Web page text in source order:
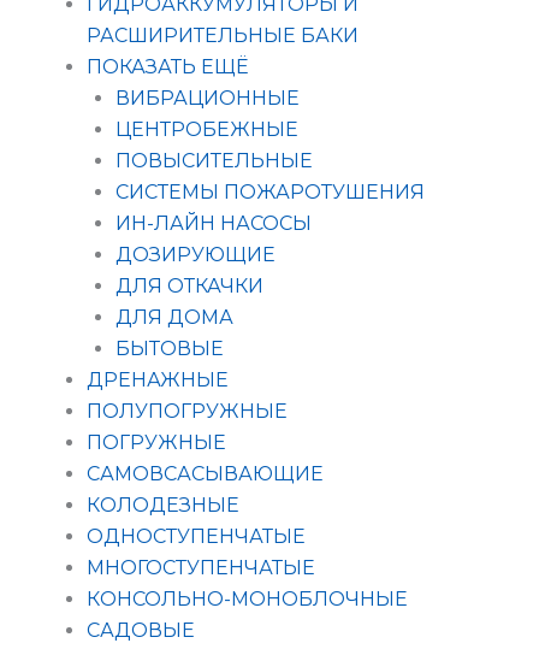
РАСШИРИТЕЛЬНЫЕ БАКИ
ПОКАЗАТЬ ЕЩЁ
ВИБРАЦИОННЫЕ
ЦЕНТРОБЕЖНЫЕ
ПОВЫСИТЕЛЬНЫЕ
СИСТЕМЫ ПОЖАРОТУШЕНИЯ
ИН-ЛАЙН НАСОСЫ
ДОЗИРУЮЩИЕ
ДЛЯ ОТКАЧКИ
ДЛЯ ДОМА
БЫТОВЫЕ
ДРЕНАЖНЫЕ
ПОЛУПОГРУЖНЫЕ
ПОГРУЖНЫЕ
САМОВСАСЫВАЮЩИЕ
КОЛОДЕЗНЫЕ
ОДНОСТУПЕНЧАТЫЕ
МНОГОСТУПЕНЧАТЫЕ
КОНСОЛЬНО-МОНОБЛОЧНЫЕ
САДОВЫЕ